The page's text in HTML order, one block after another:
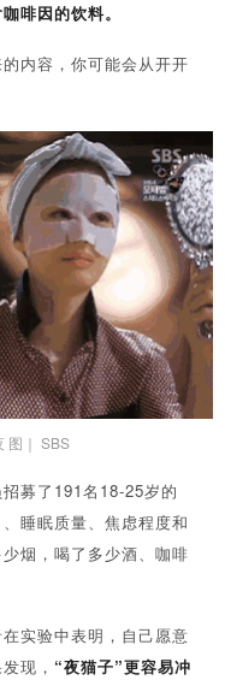
啡因的饮料。
内容，你可能会从开开
图｜ SBS
募了191名18-25岁的
睡眠质量、焦虑程度和
烟，喝了多少酒、咖啡
实验中表明，自己愿意
现， “夜猫子”更容易冲